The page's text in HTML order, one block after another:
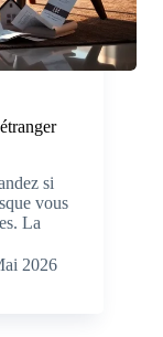
si
vous
La
2026